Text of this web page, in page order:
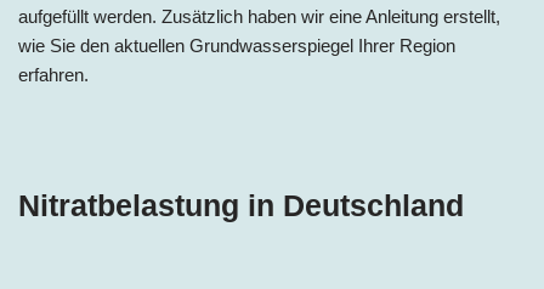
aufgefüllt werden. Zusätzlich haben wir eine Anleitung erstellt,
wie Sie den aktuellen Grundwasserspiegel Ihrer Region
erfahren.
Nitratbelastung in Deutschland